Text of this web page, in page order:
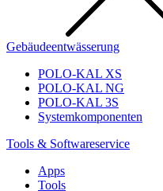
Gebäudeentwässerung
POLO-KAL XS
POLO-KAL NG
POLO-KAL 3S
Systemkomponenten
Tools & Softwareservice
Apps
Tools